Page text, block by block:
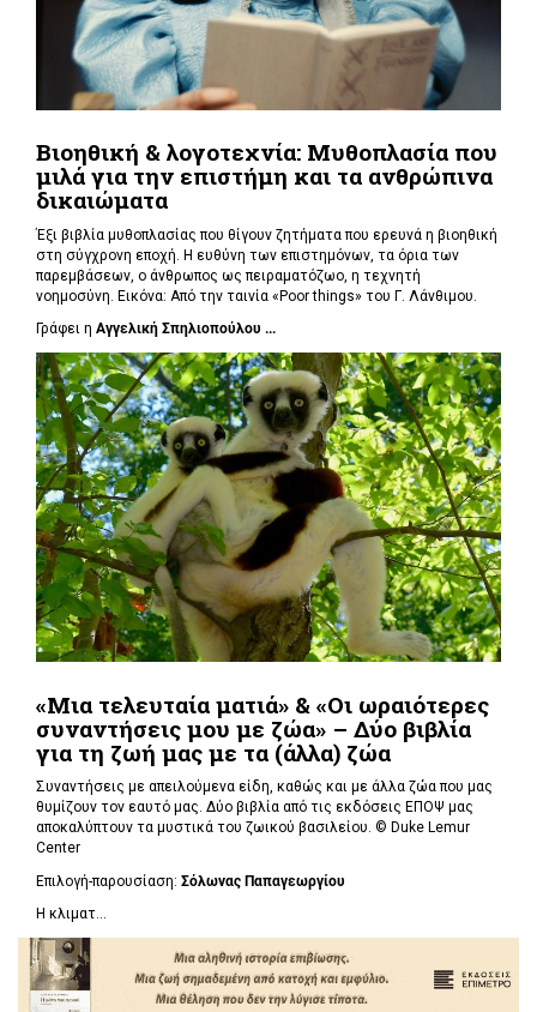
Βιοηθική & λογοτεχνία: Μυθοπλασία που
μιλά για την επιστήμη και τα ανθρώπινα
δικαιώματα
Έξι βιβλία μυθοπλασίας που θίγουν ζητήματα που ερευνά η βιοηθική
στη σύγχρονη εποχή. Η ευθύνη των επιστημόνων, τα όρια των
παρεμβάσεων, ο άνθρωπος ως πειραματόζωο, η τεχνητή
νοημοσύνη. Εικόνα: Από την ταινία «Poor things» του Γ. Λάνθιμου.
Γράφει η Αγγελική Σπηλιοπούλου ...
«Μια τελευταία ματιά» & «Οι ωραιότερες
συναντήσεις μου με ζώα» – Δύο βιβλία
για τη ζωή μας με τα (άλλα) ζώα
Συναντήσεις με απειλούμενα είδη, καθώς και με άλλα ζώα που μας
θυμίζουν τον εαυτό μας. Δύο βιβλία από τις εκδόσεις ΕΠΟΨ μας
αποκαλύπτουν τα μυστικά του ζωικού βασιλείου. © Duke Lemur
Center
Επιλογή-παρουσίαση: Σόλωνας Παπαγεωργίου
Η κλιματ...